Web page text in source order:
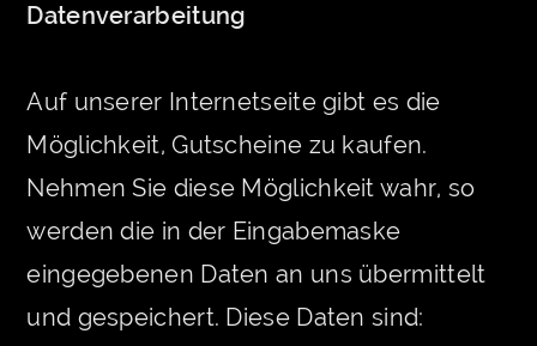
Datenverarbeitung
Auf unserer Internetseite gibt es die
Möglichkeit, Gutscheine zu kaufen.
Nehmen Sie diese Möglichkeit wahr, so
werden die in der Eingabemaske
eingegebenen Daten an uns übermittelt
und gespeichert. Diese Daten sind: